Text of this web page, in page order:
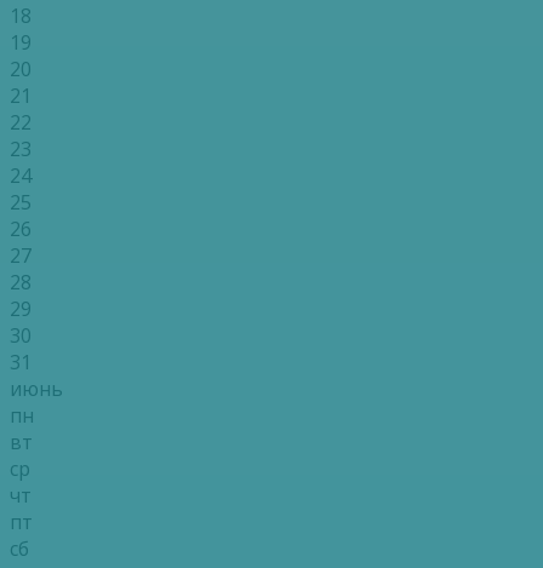
18
19
20
21
22
23
24
25
26
27
28
29
30
31
июнь
пн
вт
ср
чт
пт
сб